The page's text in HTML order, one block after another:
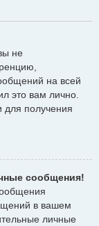
не
на всей
это вам лично.
для получения
сообщения!
в вашем
личные